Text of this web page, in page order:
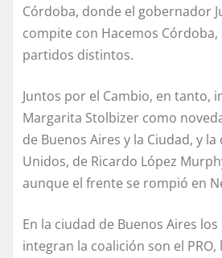
Córdoba, donde el gobernador
compite con Hacemos
partidos distintos.
Juntos por el Cambio, en tanto,
Margarita Stolbizer como
de Buenos Aires y la Ciudad, y
Unidos, de Ricardo López
aunque el frente se rompió en
En la ciudad de Buenos Aires
integran la coalición son el PRO,